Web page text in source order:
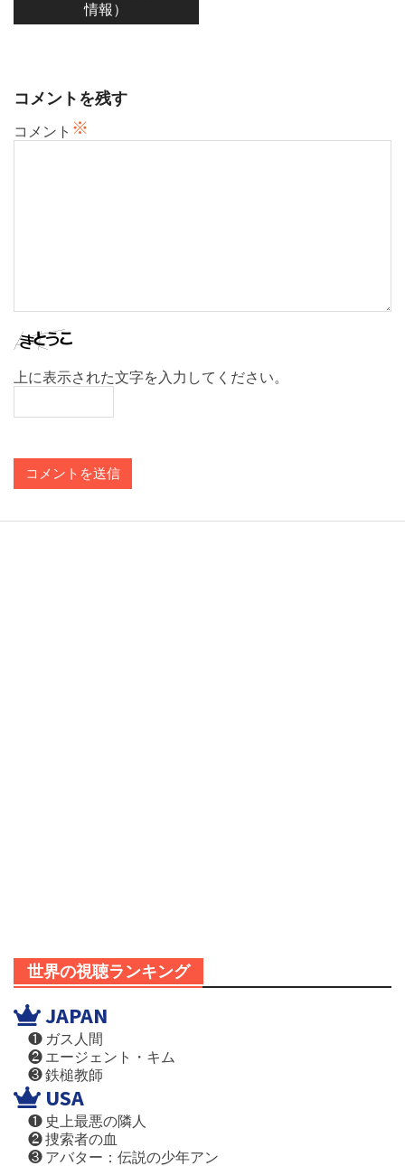
情報）
コメントを残す
コメント ※
上に表示された文字を入力してください。
世界の視聴ランキング
JAPAN
❶ ガス人間
❷ エージェント・キム
❸ 鉄槌教師
USA
❶ 史上最悪の隣人
❷ 捜索者の血
❸ アバター：伝説の少年アン